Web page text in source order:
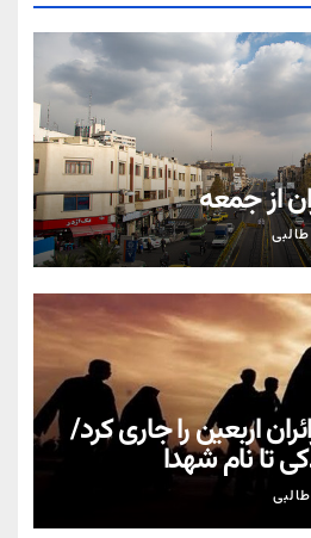
از جمعه
طالبی
اربعین را جاری کرد/
تا نام شهدا